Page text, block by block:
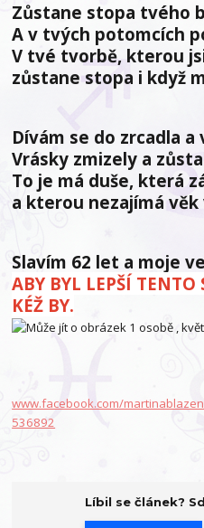
Zůstane stopa tvého
A v tvých potomcích
V tvé tvorbě, kterou
zůstane stopa i když
Dívám se do zrcadla
Vrásky zmizely a
To je má duše, která
a kterou nezajímá věk
Slavím 62 let a moje
ABY BYL LEPŠÍ TENTO
KÉŽ BY.
www.facebook.com/
536892
Líbil se článek?